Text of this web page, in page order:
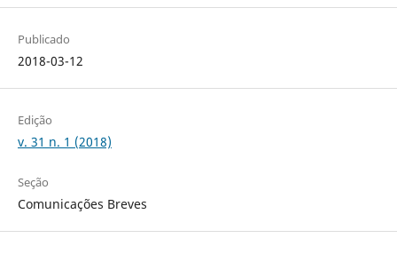
Publicado
2018-03-12
Edição
v. 31 n. 1 (2018)
Seção
Comunicações Breves